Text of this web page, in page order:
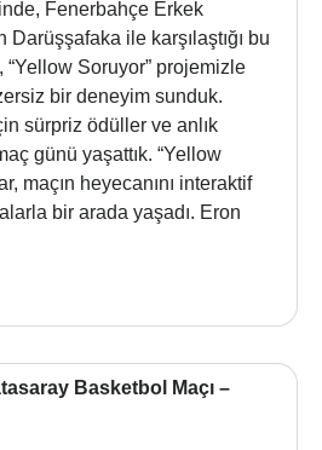
Fenerbahçe Erkek
Darüşşafaka ile karşılaştığı bu
Soruyor” projemizle
bir deneyim sunduk.
sürpriz ödüller ve anlık
günü yaşattık. “Yellow
maçın heyecanını interaktif
bir arada yaşadı. Eron
Basketbol Maçı –